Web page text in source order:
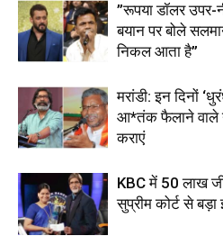
”रूपया डॉलर उपर-
बयान पर बोले
निकल आता है”
मरांडी: इन दिनों
आ*तंक फैलाने वाले
कराएं
KBC में 50 लाख
सुप्रीम कोर्ट से